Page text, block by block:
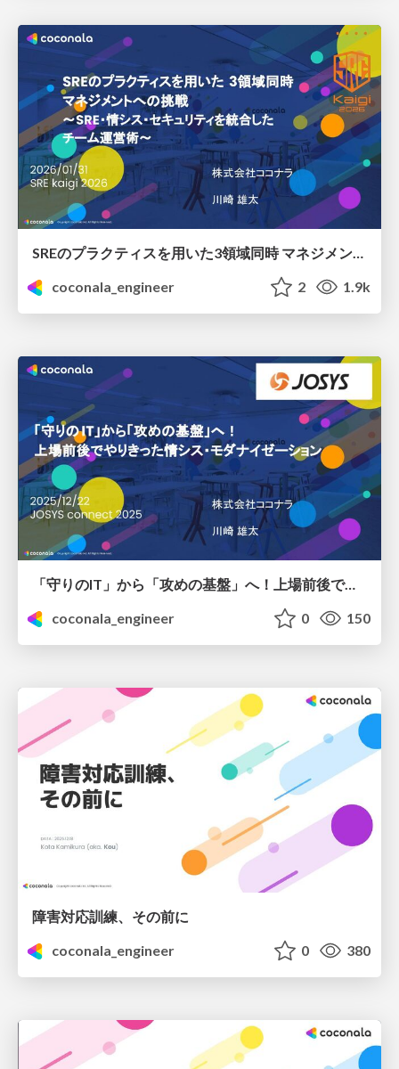
SREのプラクティスを用いた3領域同時 マネジメントへの挑戦 〜SRE・情シス・セキュリティを統合した チーム運営術〜
coconala_engineer
2 1.9k
「守りのIT」から「攻めの基盤」へ！上場前後でやりきった情シス・モダナイゼーション
coconala_engineer
0 150
障害対応訓練、その前に
coconala_engineer
0 380